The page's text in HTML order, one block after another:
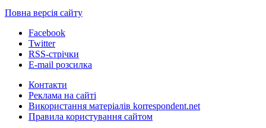
Повна версія сайту
Facebook
Twitter
RSS-стрічки
E-mail розсилка
Контакти
Реклама на сайті
Використання матеріалів korrespondent.net
Правила користування сайтом